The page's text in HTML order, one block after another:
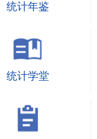
统计年鉴
统计学堂